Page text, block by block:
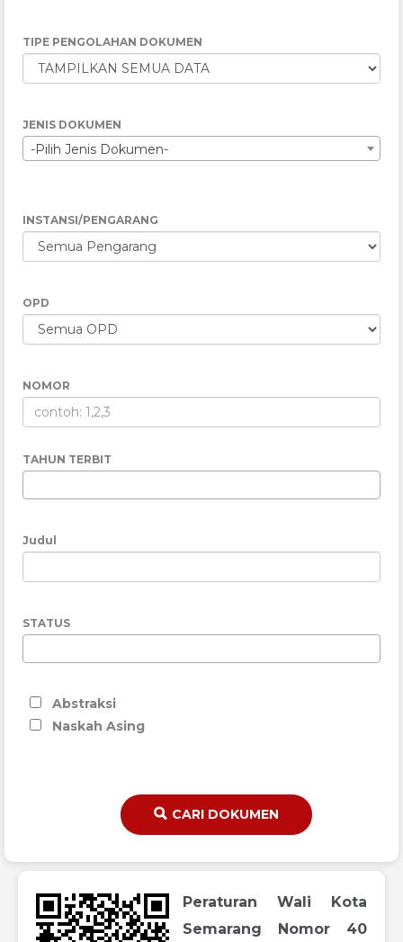
TIPE PENGOLAHAN DOKUMEN
JENIS DOKUMEN
-Pilih Jenis Dokumen-
INSTANSI/PENGARANG
OPD
NOMOR
TAHUN TERBIT
Judul
STATUS
Abstraksi
Naskah Asing
CARI DOKUMEN
Peraturan Wali Kota
Semarang Nomor 40